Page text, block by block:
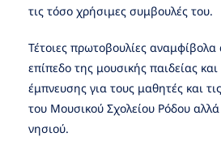
τις τόσο χρήσιμες συμβουλές του.
Τέτοιες πρωτοβουλίες αναμφίβολα
επίπεδο της μουσικής παιδείας
έμπνευσης για τους μαθητές και
του Μουσικού Σχολείου Ρόδου
νησιού.